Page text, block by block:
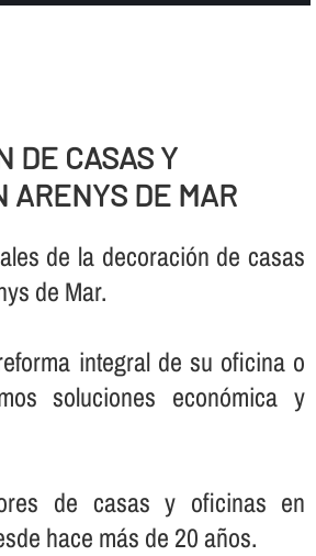
DE CASAS Y
ARENYS DE MAR
de la decoración de casas
de Mar.
integral de su oficina o
soluciones económica y
de casas y oficinas en
hace más de 20 años.